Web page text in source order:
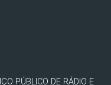
PÚBLICO DE RÁDIO E